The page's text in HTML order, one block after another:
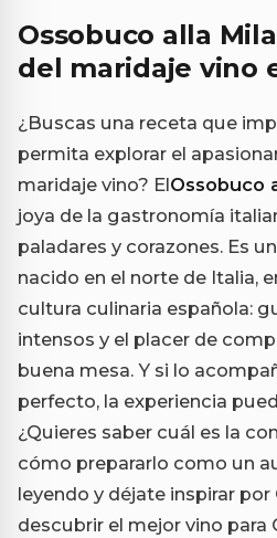
Ossobuco alla
del maridaje vino
¿Buscas una receta que
permita explorar el
maridaje vino? ElOssobuco
joya de la gastronomía
paladares y corazones. Es
nacido en el norte de Italia,
cultura culinaria española:
intensos y el placer de
buena mesa. Y si lo
perfecto, la experiencia
¿Quieres saber cuál es la
cómo prepararlo como un
leyendo y déjate inspirar por
descubrir el mejor vino para